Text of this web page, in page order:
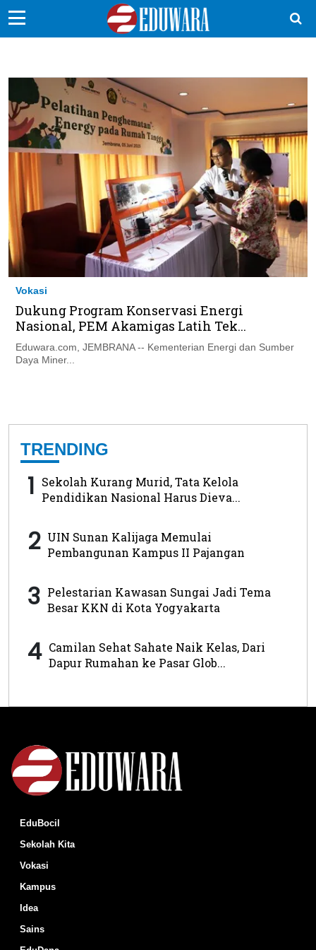
Sekolah Kita
Vokasi
Kampus
Sains
EduDana
Ikuti Kami di:
Vokasi
Dukung Program Konservasi Energi
Nasional, PEM Akamigas Latih Tek...
Eduwara.com, JEMBRANA -- Kementerian Energi dan Sumber
Daya Miner...
TRENDING
1 Sekolah Kurang Murid, Tata Kelola
Pendidikan Nasional Harus Dieva...
2 UIN Sunan Kalijaga Memulai
Pembangunan Kampus II Pajangan
3 Pelestarian Kawasan Sungai Jadi Tema
Besar KKN di Kota Yogyakarta
4 Camilan Sehat Sahate Naik Kelas, Dari
Dapur Rumahan ke Pasar Glob...
EduBocil
Sekolah Kita
Vokasi
Kampus
Idea
Sains